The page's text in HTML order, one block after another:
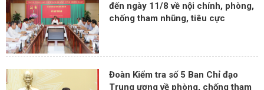
đến ngày 11/8 về nội chính, phòng,
chống tham nhũng, tiêu cực
Đoàn Kiểm tra số 5 Ban Chỉ đạo
Trung ương về phòng, chống tham